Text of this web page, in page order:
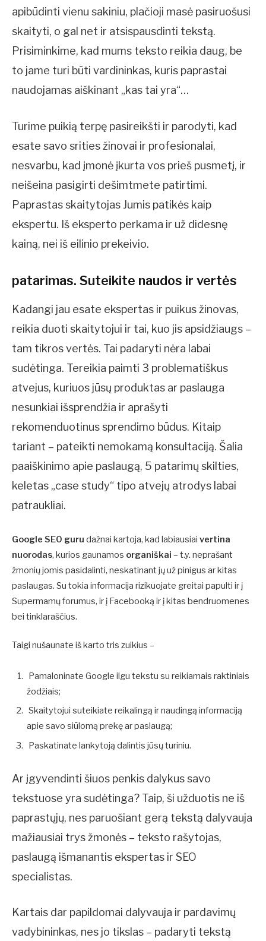
apibūdinti vienu sakiniu, plačioji masė pasiruošusi
skaityti, o gal net ir atsispausdinti tekstą.
Prisiminkime, kad mums teksto reikia daug, be
to jame turi būti vardininkas, kuris paprastai
naudojamas aiškinant „kas tai yra“…
Turime puikią terpę pasireikšti ir parodyti, kad
esate savo srities žinovai ir profesionalai,
nesvarbu, kad įmonė įkurta vos prieš pusmetį, ir
neišeina pasigirti dešimtmete patirtimi.
Paprastas skaitytojas Jumis patikės kaip
ekspertu. Iš eksperto perkama ir už didesnę
kainą, nei iš eilinio prekeivio.
patarimas. Suteikite naudos ir vertės
Kadangi jau esate ekspertas ir puikus žinovas,
reikia duoti skaitytojui ir tai, kuo jis apsidžiaugs –
tam tikros vertės. Tai padaryti nėra labai
sudėtinga. Tereikia paimti 3 problematiškus
atvejus, kuriuos jūsų produktas ar paslauga
nesunkiai išsprendžia ir aprašyti
rekomenduotinus sprendimo būdus. Kitaip
tariant – pateikti nemokamą konsultaciją. Šalia
paaiškinimo apie paslaugą, 5 patarimų skilties,
keletas „case study“ tipo atvejų atrodys labai
patraukliai.
Google SEO guru dažnai kartoja, kad labiausiai vertina
nuorodas, kurios gaunamos organiškai – t.y. neprašant
žmonių jomis pasidalinti, neskatinant jų už pinigus ar kitas
paslaugas. Su tokia informacija rizikuojate greitai papulti ir į
Supermamų forumus, ir į Facebooką ir į kitas bendruomenes
bei tinklaraščius.
Taigi nušaunate iš karto tris zuikius –
Pamaloninate Google ilgu tekstu su reikiamais raktiniais
žodžiais;
Skaitytojui suteikiate reikalingą ir naudingą informaciją
apie savo siūlomą prekę ar paslaugą;
Paskatinate lankytoją dalintis jūsų turiniu.
Ar įgyvendinti šiuos penkis dalykus savo
tekstuose yra sudėtinga? Taip, ši užduotis ne iš
paprastųjų, nes paruošiant gerą tekstą dalyvauja
mažiausiai trys žmonės – teksto rašytojas,
paslaugą išmanantis ekspertas ir SEO
specialistas.
Kartais dar papildomai dalyvauja ir pardavimų
vadybininkas, nes jo tikslas – padaryti tekstą